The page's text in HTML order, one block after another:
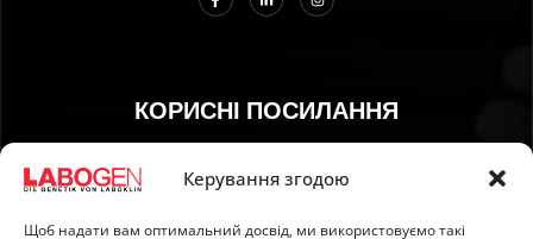
Керування згодою
Щоб надати вам оптимальний досвід, ми використовуємо такі
КОРИСНІ ПОСИЛАННЯ
01. Інструкція з відбору зразків